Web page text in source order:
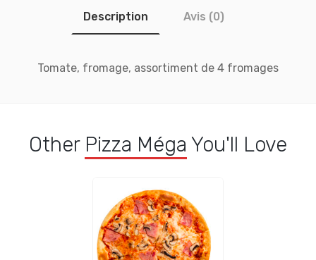
Description Avis (0)
Tomate, fromage, assortiment de 4 fromages
Other Pizza Méga You'll Love